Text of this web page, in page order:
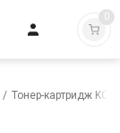
0
/ Тонер-картридж